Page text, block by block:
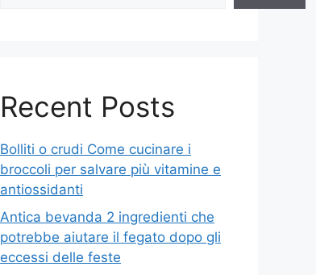
Recent Posts
Bolliti o crudi Come cucinare i
broccoli per salvare più vitamine e
antiossidanti
Antica bevanda 2 ingredienti che
potrebbe aiutare il fegato dopo gli
eccessi delle feste